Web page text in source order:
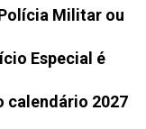
Militar ou
Especial é
calendário 2027